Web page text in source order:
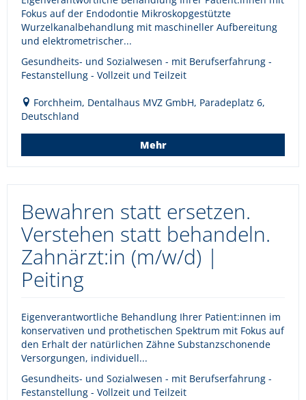
Fokus auf der Endodontie Mikroskopgestützte
Wurzelkanalbehandlung mit maschineller Aufbereitung
und elektrometrischer...
Gesundheits- und Sozialwesen - mit Berufserfahrung -
Festanstellung - Vollzeit und Teilzeit
Forchheim, Dentalhaus MVZ GmbH, Paradeplatz 6,
Deutschland
Mehr
Bewahren statt ersetzen.
Verstehen statt behandeln.
Zahnärzt:in (m/w/d) |
Peiting
Eigenverantwortliche Behandlung Ihrer Patient:innen im
konservativen und prothetischen Spektrum mit Fokus auf
den Erhalt der natürlichen Zähne Substanzschonende
Versorgungen, individuell...
Gesundheits- und Sozialwesen - mit Berufserfahrung -
Festanstellung - Vollzeit und Teilzeit